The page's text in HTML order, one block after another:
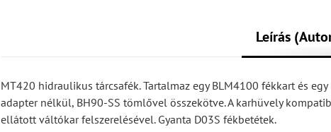
Leírás
MT420 hidraulikus tárcsafék. Tartalmaz egy BLM4100 fékkart és
adapter nélkül, BH90-SS tömlővel összekötve. A karhüvely
ellátott váltókar felszerelésével. Gyanta D03S fékbetétek.